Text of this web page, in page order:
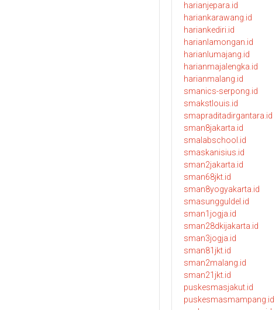
harianjepara.id
hariankarawang.id
hariankediri.id
harianlamongan.id
harianlumajang.id
harianmajalengka.id
harianmalang.id
smanics-serpong.id
smakstlouis.id
smapraditadirgantara.id
sman8jakarta.id
smalabschool.id
smaskanisius.id
sman2jakarta.id
sman68jkt.id
sman8yogyakarta.id
smasungguldel.id
sman1jogja.id
sman28dkijakarta.id
sman3jogja.id
sman81jkt.id
sman2malang.id
sman21jkt.id
puskesmasjakut.id
puskesmasmampang.id